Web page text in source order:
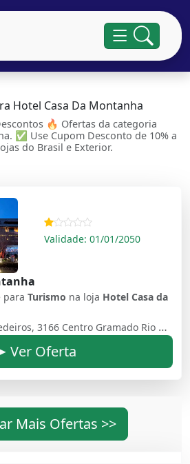
Hotel Casa Da Montanha
🔥 Ofertas da categoria
✅ Use Cupom Desconto de 10% a
do Brasil e Exterior.
Validade: 01/01/2050
para Turismo na loja Hotel Casa da
Avenida Borges de Medeiros, 3166 Centro Gramado Rio Grande do Sul Brasil - 95670000
Ver Oferta
Mais Ofertas >>